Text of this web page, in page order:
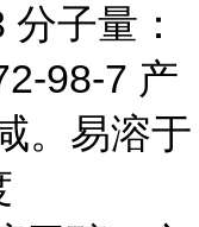
子量：
98-7 产
。易溶于